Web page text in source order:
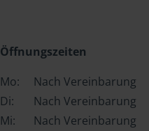
Öffnungszeiten
Mo:
Nach Vereinbarung
Di:
Nach Vereinbarung
Mi:
Nach Vereinbarung